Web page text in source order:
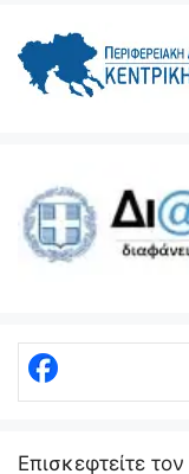
Eπισκεφτείτε τον